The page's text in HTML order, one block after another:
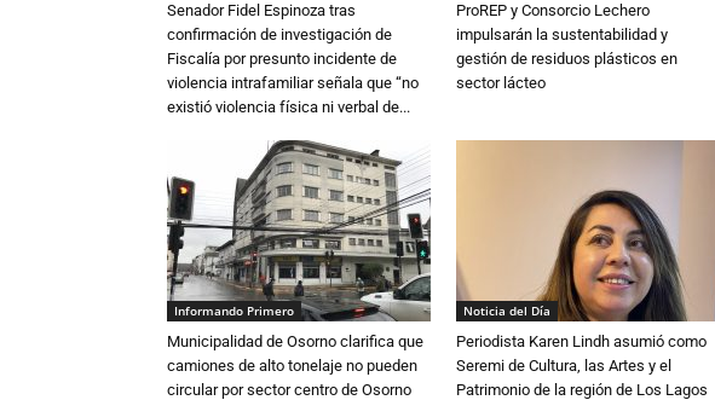
Senador Fidel Espinoza tras
confirmación de investigación de
Fiscalía por presunto incidente de
violencia intrafamiliar señala que “no
existió violencia física ni verbal de...
ProREP y Consorcio Lechero
impulsarán la sustentabilidad y
gestión de residuos plásticos en
sector lácteo
Informando Primero
Municipalidad de Osorno clarifica que
camiones de alto tonelaje no pueden
circular por sector centro de Osorno
Noticia del Día
Periodista Karen Lindh asumió como
Seremi de Cultura, las Artes y el
Patrimonio de la región de Los Lagos